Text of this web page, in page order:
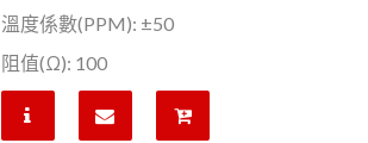
溫度係數(PPM): ±50
阻值(Ω): 100